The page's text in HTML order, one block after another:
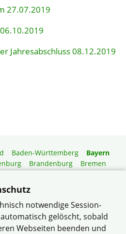
27.07.2019
Jahresabschluss 08.12.2019
Baden-Württemberg
Bayern
Brandenburg
Bremen
Pfalz
Saarland
Schleswig-Holstein
Thüringen
Gartenberatung
notwendige Session-
gelöscht, sobald
Webseiten beenden und